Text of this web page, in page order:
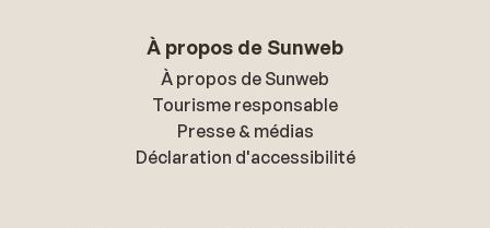
À propos de Sunweb
À propos de Sunweb
Tourisme responsable
Presse & médias
Déclaration d'accessibilité